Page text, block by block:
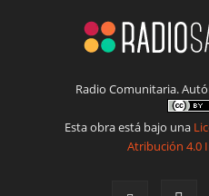
Radio Comunitaria.
Esta obra está bajo una
Atribución 4.0